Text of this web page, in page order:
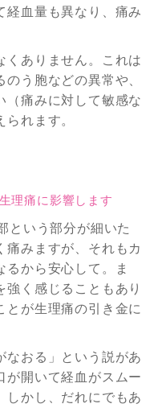
経血量も異なり、痛み
くありません。これは
う胞などの異常や、
（痛みに対して敏感な
れます。
理痛に影響します
という部分が細いた
痛みますが、それもカ
るから安心して。ま
く感じることもあり
とが生理痛の引き金に
なおる」という説があ
が開いて経血がスムー
しかし、だれにでもあ